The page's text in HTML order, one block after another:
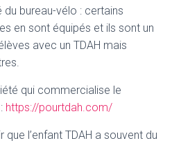
du bureau-vélo : certains
en sont équipés et ils sont un
avec un TDAH mais
qui commercialise le
https://pourtdah.com/
l’enfant TDAH a souvent du